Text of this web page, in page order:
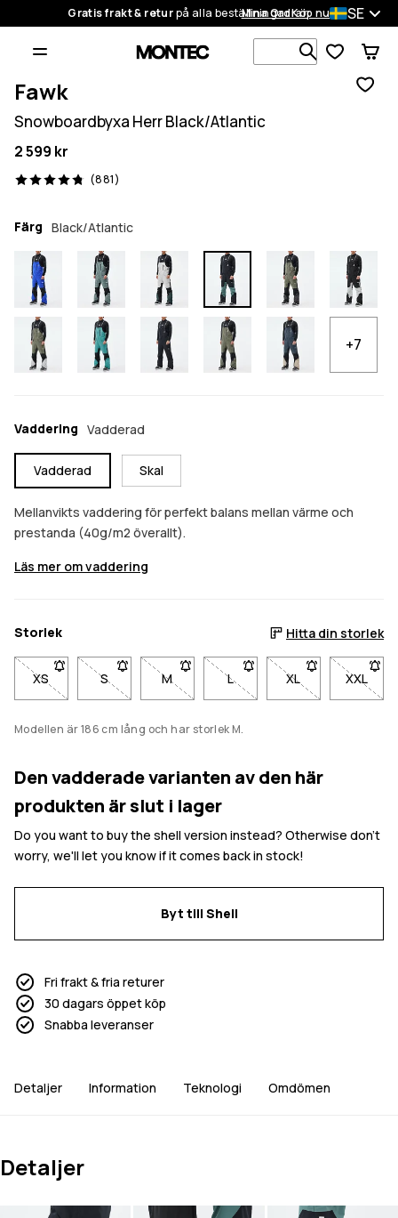
Gratis frakt & returpå alla beställningarKöp nu
Mina Ordrar SE
Sök bland
Fawk
Snowboardbyxa Herr Black/Atlantic
2 599 kr
(881)
881 recensioner, 4.8/5
Färg Black/Atlantic
+7
Vaddering Vadderad
Vadderad Skal
Mellanvikts vaddering för perfekt balans mellan värme och
prestanda (40g/m2 överallt).
Läs mer om vaddering
Storlek Hitta din storlek
XS- Storlek XS är inte tillgänglig. Klicka för att bli meddelad när
S- Storlek S är inte tillgänglig. Klicka för att bli
M- Storlek M är inte tillgänglig. Klicka för
L- Storlek L är inte tillgänglig.
XL- Storlek XL är
XXL
-
Modellen är 186 cm lång och har storlek M.
Den vadderade varianten av den här
produkten är slut i lager
Do you want to buy the shell version instead? Otherwise don't
worry, we'll let you know if it comes back in stock!
Byt till Shell
Fri frakt & fria returer
30 dagars öppet köp
Snabba leveranser
Detaljer Information Teknologi Omdömen
Detaljer